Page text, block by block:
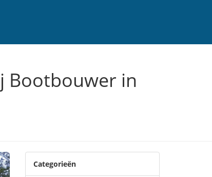
Bootbouwer in
Categorieën